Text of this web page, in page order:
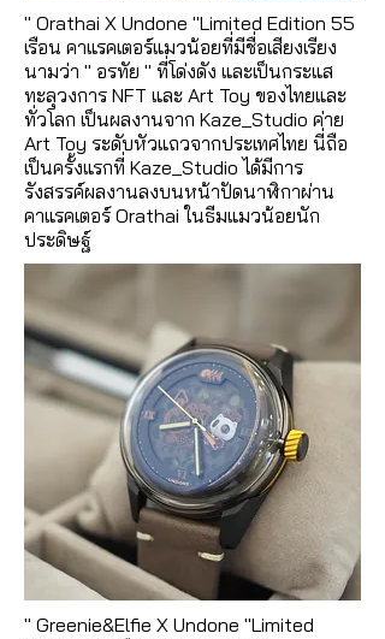
" Orathai X Undone "Limited Edition 55
เรือน คาแรคเตอร์แมวน้อยที่มีชื่อเสียงเรียง
นามว่า " อรทัย " ที่โด่งดัง และเป็นกระแส
ทะลุวงการ NFT และ Art Toy ของไทยและ
ทั่วโลก เป็นผลงานจาก Kaze_Studio ค่าย
Art Toy ระดับหัวแถวจากประเทศไทย นี่ถือ
เป็นครั้งแรกที่ Kaze_Studio ได้มีการ
รังสรรค์ผลงานลงบนหน้าปัดนาฬิกาผ่าน
คาแรคเตอร์ Orathai ในธีมแมวน้อยนัก
ประดิษฐ์
" Greenie&Elfie X Undone "Limited